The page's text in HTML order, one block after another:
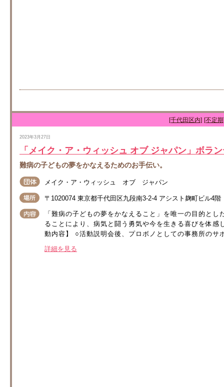
[千代田区内] [不定
2023年3月27日
「メイク・ア・ウィッシュ オブ ジャパン」ボラ
難病の子どもの夢をかなえるためのお手伝い。
メイク・ア・ウィッシュ オブ ジャパン
〒1020074 東京都千代田区九段南3-2-4 アシスト麹町ビル4階
「難病の子どもの夢をかなえること」を唯一の目的と
ることにより、病気と闘う勇気や今を生きる喜びを体
動内容】 ○活動説明会後、プロボノとしての事務所の
詳細を見る